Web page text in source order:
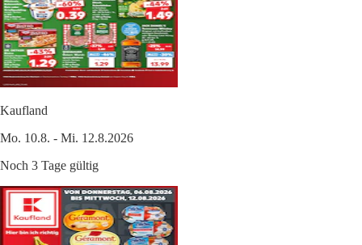
Kaufland
Mo. 10.8. - Mi. 12.8.2026
Noch 3 Tage gültig